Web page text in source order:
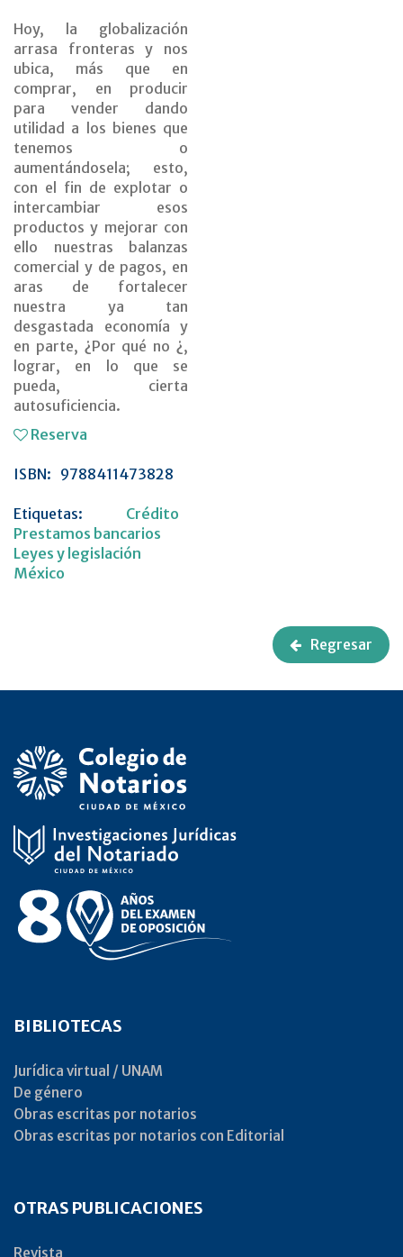
Hoy, la globalización
arrasa fronteras y nos
ubica, más que en
comprar, en producir
para vender dando
utilidad a los bienes que
tenemos o
aumentándosela; esto,
con el fin de explotar o
intercambiar esos
productos y mejorar con
ello nuestras balanzas
comercial y de pagos, en
aras de fortalecer
nuestra ya tan
desgastada economía y
en parte, ¿Por qué no ¿,
lograr, en lo que se
pueda, cierta
autosuficiencia.
Reserva
ISBN: 9788411473828
Etiquetas:
Crédito
Prestamos bancarios
Leyes y legislación
México
Regresar
BIBLIOTECAS
Jurídica virtual / UNAM
De género
Obras escritas por notarios
Obras escritas por notarios con Editorial
OTRAS PUBLICACIONES
Revista